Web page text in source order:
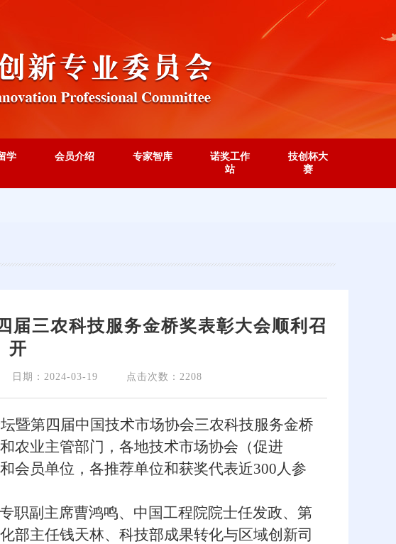
学 会员介绍 专家智库
诺奖工作
站
技创杯大
赛
届三农科技服务金桥奖表彰大会顺利召
开
日期：2024-03-19 点击次数：2208
暨第四届中国技术市场协会三农科技服务金桥
农业主管部门，各地技术市场协会（促进
会员单位，各推荐单位和获奖代表近300人参
职副主席曹鸿鸣、中国工程院院士任发政、第
部主任钱天林、科技部成果转化与区域创新司